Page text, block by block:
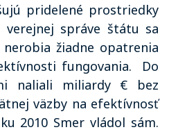
pridelené prostriedky
správe štátu sa
žiadne opatrenia
fungovania.
Do
naliali miliardy € bez
väzby na efektívnosť
2010 Smer vládol sám.